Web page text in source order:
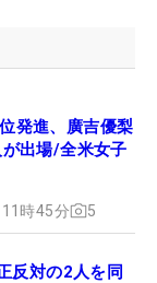
発進、廣吉優梨
出場/全米女子
時45分 5
反対の2人を同